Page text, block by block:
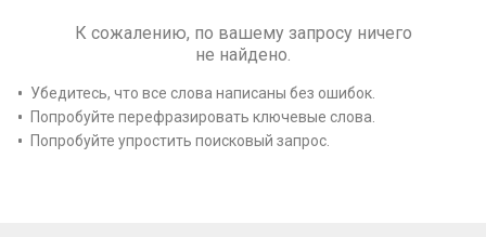
К сожалению, по вашему запросу ничего
не найдено.
Убедитесь, что все слова написаны без ошибок.
Попробуйте перефразировать ключевые слова.
Попробуйте упростить поисковый запрос.